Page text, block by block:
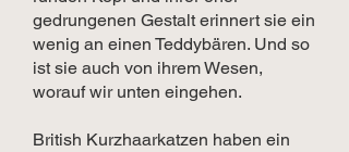
gedrungenen Gestalt erinnert sie ein
wenig an einen Teddybären. Und so
ist sie auch von ihrem Wesen,
worauf wir unten eingehen.
British Kurzhaarkatzen haben ein